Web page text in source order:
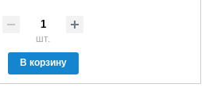
шт.
В корзину